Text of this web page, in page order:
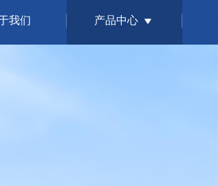
我们 产品中心